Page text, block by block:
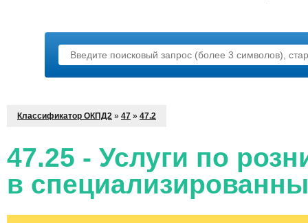
Классификатор ОКПД2 » 47 » 47.2
47.25 - Услуги по
в